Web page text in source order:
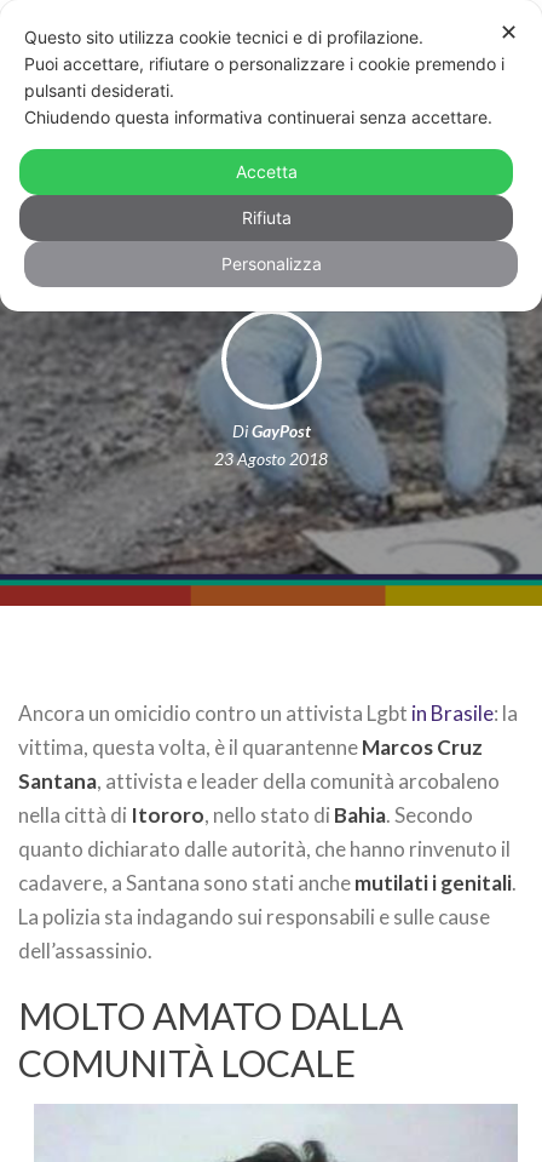
Brasile: ucciso leader Lgbt, omicidi in
crescita nel paese sudamericano
DiGayPost
23 Agosto 2018
Ancora un omicidio contro un attivista Lgbt in Brasile: la
vittima, questa volta, è il quarantenneMarcos Cruz
Santana, attivista e leader della comunità arcobaleno
nella città di Itororo, nello stato di Bahia. Secondo
quanto dichiarato dalle autorità, che hanno rinvenuto il
cadavere, a Santana sono stati anchemutilati i genitali.
La polizia sta indagando sui responsabili e sulle cause
dell’assassinio.
MOLTO AMATO DALLA
COMUNITÀ LOCALE
✕
Questo sito utilizza cookie tecnici e di profilazione.
Puoi accettare, rifiutare o personalizzare i cookie premendo i
pulsanti desiderati.
Chiudendo questa informativa continuerai senza accettare.
Accetta
Rifiuta
Personalizza